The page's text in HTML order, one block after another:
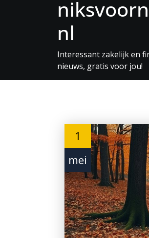
nl
Interessant zakelijk en
nieuws, gratis voor jou!
1
mei